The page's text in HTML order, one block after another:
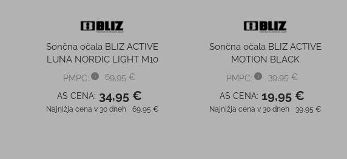
Sončna očala BLIZ ACTIVE
LUNA NORDIC LIGHT M10
PMPC:
69,95 €
AS CENA: 34,95 €
Najnižja cena v 30 dneh 69,95 €
Sončna očala BLIZ ACTIVE
MOTION BLACK
PMPC:
39,95 €
AS CENA: 19,95 €
Najnižja cena v 30 dneh 39,95 €